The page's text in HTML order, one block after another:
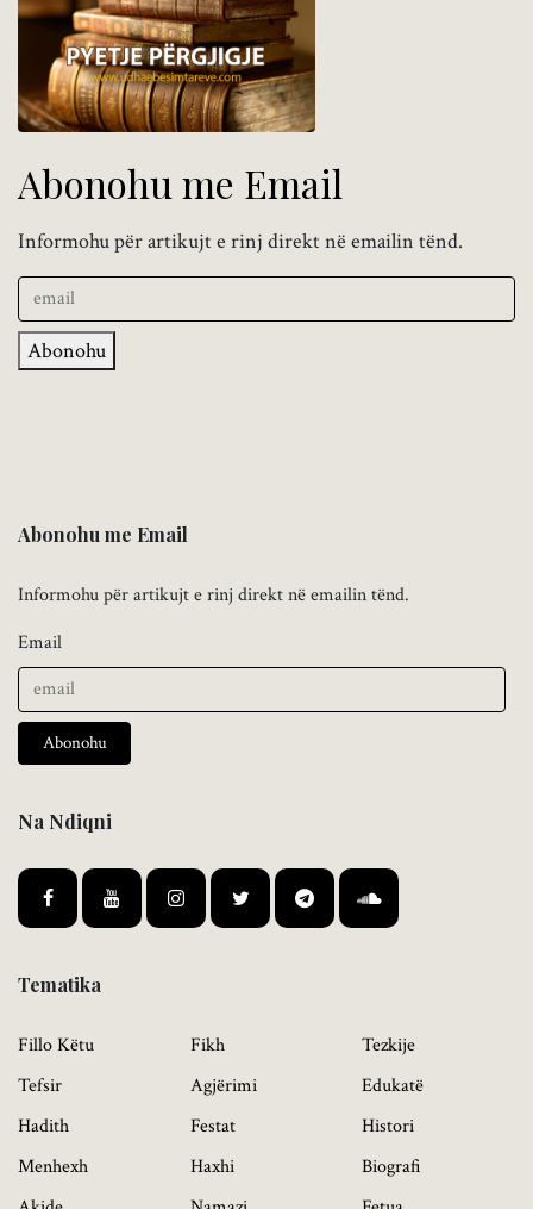
Abonohu me Email
Informohu për artikujt e rinj direkt në emailin tënd.
Abonohu
Abonohu me Email
Informohu për artikujt e rinj direkt në emailin tënd.
Email
Abonohu
Na Ndiqni
Tematika
Fillo Këtu
Tefsir
Hadith
Menhexh
Fikh
Agjërimi
Festat
Haxhi
Tezkije
Edukatë
Histori
Biografi